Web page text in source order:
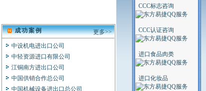
更多>>
成功案例
中国电子器材华东公司
中设机电进出口公司
中轻资源进口有限公司
江铜南方进出口公司
中国供销合作总公司
中国机械设备进出口总公司
CCC标志咨询
CCC认证咨询
进口食品肉类
进口化妆品